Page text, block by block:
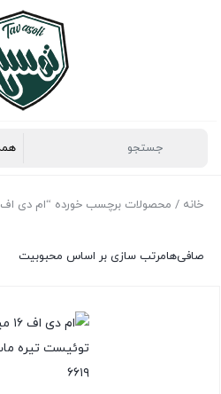
خانه / محصولات برچسب خورده “ام دی اف 16 میل توئیست تیره”
صافی‌هامرتب سازی بر اساس محبوبیت